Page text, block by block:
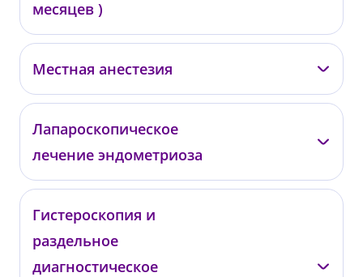
месяцев )
Подольская Т.В.
КГ05
Местная анестезия
Подольская Т.В.
КГ09
от 700 ₽
Лапароскопическое
лечение эндометриоза
Подольская Т.В.
ЛЛ05
от 220 000 ₽
Гистероскопия и
раздельное
диагностическое